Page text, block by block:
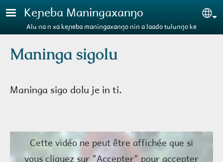
Aller au contenu principal
Keɲeba Maningaxanŋo
Alu na n xa keɲeba maningaxanŋo nin a laado tulunŋo ke
Maninga sigolu
Maninga sigo dolu je in ti.
Cette vidéo ne peut être affichée que si
vous cliquez sur "Accepter" pour accepter